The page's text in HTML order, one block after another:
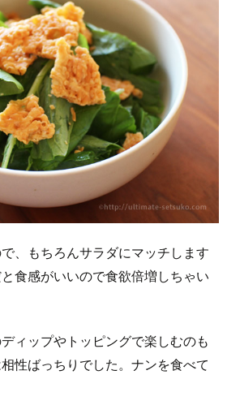
、もちろんサラダにマッチします
食感がいいので食欲倍増しちゃい
ィップやトッピングで楽しむのも
性ばっちりでした。ナンを食べて